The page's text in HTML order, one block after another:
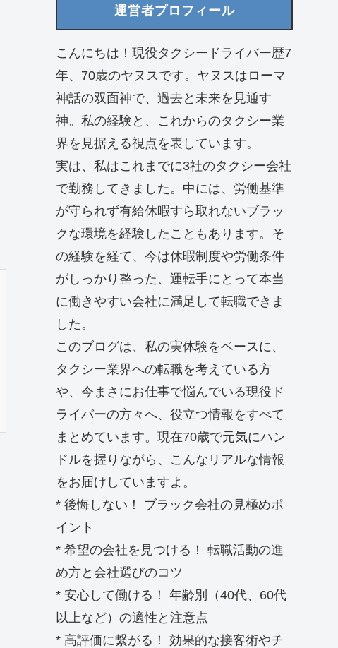
運営者プロフィール
こんにちは！現役タクシードライバー歴7
年、70歳のヤヌスです。ヤヌスはローマ
神話の双面神で、過去と未来を見通す
神。私の経験と、これからのタクシー業
界を見据える視点を表しています。
実は、私はこれまでに3社のタクシー会社
で勤務してきました。中には、労働基準
が守られず有給休暇すら取れないブラッ
クな環境を経験したこともあります。そ
の経験を経て、今は休暇制度や労働条件
がしっかり整った、運転手にとって本当
に働きやすい会社に満足して転職できま
した。
このブログは、私の実体験をベースに、
タクシー業界への転職を考えている方
や、今まさにお仕事で悩んでいる現役ド
ライバーの方々へ、役立つ情報をすべて
まとめています。現在70歳で元気にハン
ドルを握りながら、こんなリアルな情報
をお届けしていますよ。
* 後悔しない！ ブラック会社の見極めポ
イント
* 希望の会社を見つける！ 転職活動の進
め方と会社選びのコツ
* 安心して働ける！ 年齢別（40代、60代
以上など）の適性と注意点
* 高評価に繋がる！ 効果的な接客術やチ